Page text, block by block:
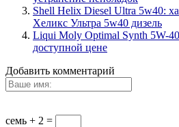
Shell Helix Diesel Ultra 5w40:
Хеликс Ультра 5w40 дизель
Liqui Moly Optimal Synth 5W-
доступной цене
Добавить комментарий
семь + 2 =